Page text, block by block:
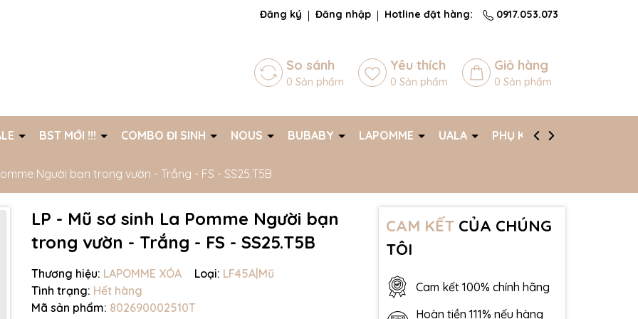
chờ đợi bạn Đăng ký Đăng nhập Hotline đặt hàng: 0917.053.073
So sánh
0 Sản phẩm
Yêu thích
0 Sản phẩm
Giỏ hàng
0 Sản phẩm
BST MỚI !!! COMBO ĐI SINH NOUS BUBABY LAPOMME UALA PHỤ KIỆN
Người bạn trong vườn - Trắng - FS - SS25.T5B
LP - Mũ sơ sinh La Pomme Người bạn
trong vườn - Trắng - FS - SS25.T5B
Thương hiệu: LAPOMME XÓA Loại: LF45A|Mũ
Tình trạng: Hết hàng
Mã sản phẩm: 802690002510T
CAM KẾTCỦA CHÚNG
TÔI
Cam kết 100% chính hãng
Hoàn tiền 111% nếu hàng
Mã giảm giá: